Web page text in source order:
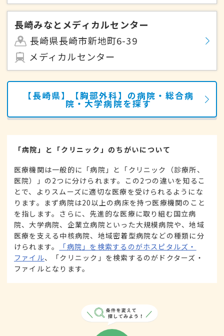
長崎みなとメディカルセンター
長崎県長崎市新地町6-39
メディカルセンター
【長崎県】【胸部外科】の病院・総合病
院・大学病院を探す
「病院」と「クリニック」のちがいについて
医療機関は一般的に「病院」と「クリニック（診療所、
医院）」の2つに分けられます。この2つの違いを知るこ
とで、よりスムーズに適切な医療を受けられるようにな
ります。まず病院は20以上の病床を持つ医療機関のこと
を指します。さらに、先進的な医療に取り組む国立病
院、大学病院、企業立病院といった大規模病院や、地域
医療を支える中核病院、地域密着型病院などの種類に分
けられます。
「病院」を検索するのがホスピタルズ・
ファイル、「クリニック」を検索するのがドクターズ・
ファイルとなります。